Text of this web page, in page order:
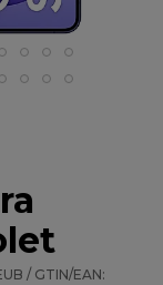
/ GTIN/EAN: